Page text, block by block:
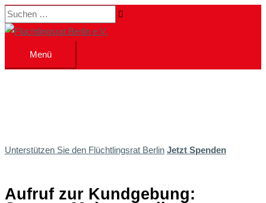
Zum
Inhalt
Suchen …
Menü
Menü
Unterstützen Sie den Flüchtlingsrat Berlin Jetzt Spenden
Aufruf zur Kundgebung: